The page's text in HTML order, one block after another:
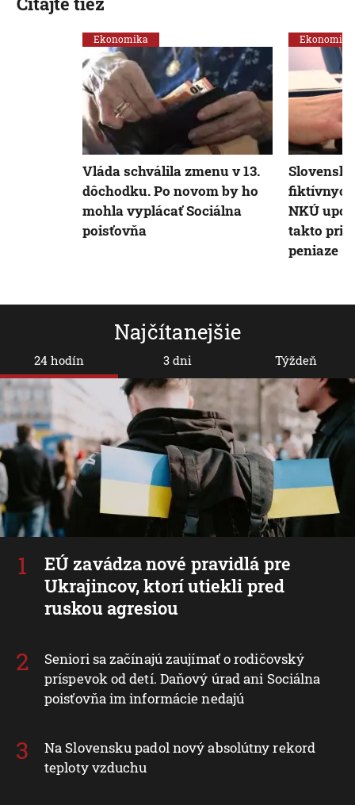
Najčítanejšie
24 hodín
EÚ zavádza nové pravidlá pre
Ukrajincov, ktorí utiekli pred
ruskou agresiou
Seniori sa začínajú zaujímať o rodičovský
príspevok od detí. Daňový úrad ani Sociálna
poisťovňa im informácie nedajú
Na Slovensku padol nový absolútny rekord
teploty vzduchu
3 dni Týždeň
Ekonomika
Vláda schválila zmenu v 13.
dôchodku. Po novom by ho
mohla vyplácať Sociálna
poisťovňa
Ekonomika
NKÚ
takto
peniaze